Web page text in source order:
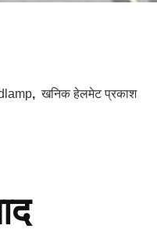
,खनिक हेलमेट प्रकाश